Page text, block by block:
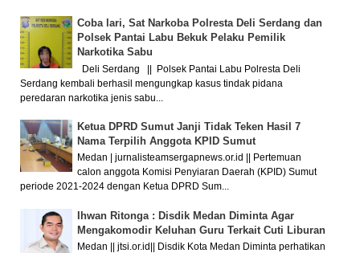
Coba lari, Sat Narkoba Polresta Deli Serdang dan
Polsek Pantai Labu Bekuk Pelaku Pemilik
Narkotika Sabu
Deli Serdang || Polsek Pantai Labu Polresta Deli
Serdang kembali berhasil mengungkap kasus tindak pidana
peredaran narkotika jenis sabu...
Ketua DPRD Sumut Janji Tidak Teken Hasil 7
Nama Terpilih Anggota KPID Sumut
Medan | jurnalisteamsergapnews.or.id || Pertemuan
calon anggota Komisi Penyiaran Daerah (KPID) Sumut
periode 2021-2024 dengan Ketua DPRD Sum...
Ihwan Ritonga : Disdik Medan Diminta Agar
Mengakomodir Keluhan Guru Terkait Cuti Liburan
Medan || jtsi.or.id|| Disdik Kota Medan Diminta perhatikan